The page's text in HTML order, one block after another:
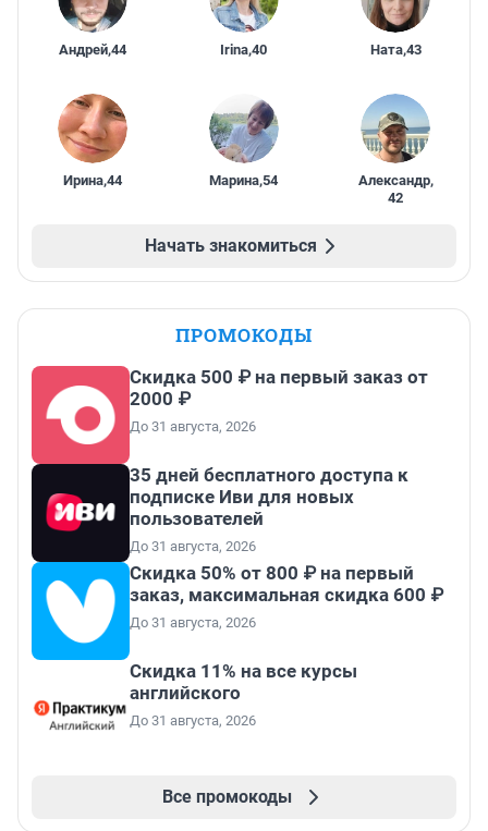
Андрей,44 Irina,40 Ната,43
Ирина,44 Марина,54 Александр,
42
Начать знакомиться
ПРОМОКОДЫ
Скидка 500 ₽ на первый заказ от
2000 ₽
До 31 августа, 2026
35 дней бесплатного доступа к
подписке Иви для новых
пользователей
До 31 августа, 2026
Скидка 50% от 800 ₽ на первый
заказ, максимальная скидка 600 ₽
До 31 августа, 2026
Скидка 11% на все курсы
английского
До 31 августа, 2026
Все промокоды